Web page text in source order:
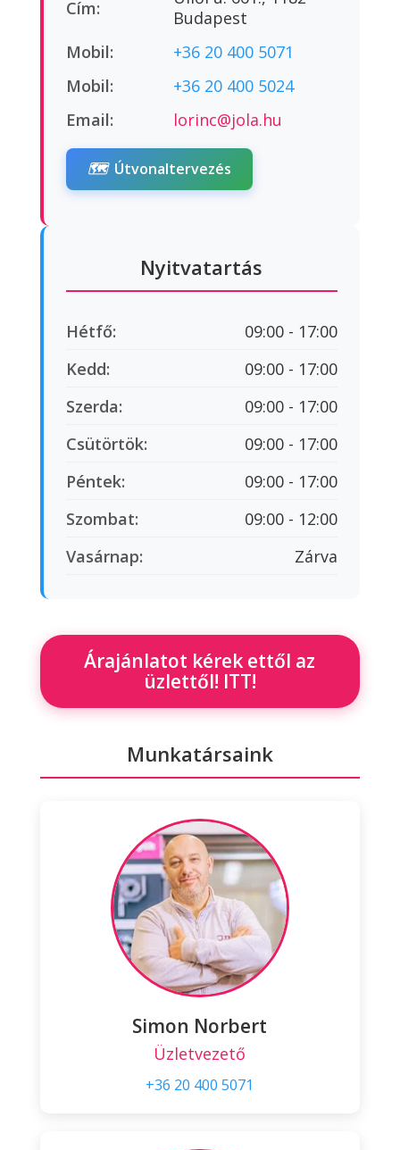
Cím:
Budapest
Mobil:
+36 20 400 5071
Mobil:
+36 20 400 5024
Email:
lorinc@jola.hu
🗺️ Útvonaltervezés
Nyitvatartás
Hétfő:
09:00 - 17:00
Kedd:
09:00 - 17:00
Szerda:
09:00 - 17:00
Csütörtök:
09:00 - 17:00
Péntek:
09:00 - 17:00
Szombat:
09:00 - 12:00
Vasárnap:
Zárva
Árajánlatot kérek ettől az
üzlettől! ITT!
Munkatársaink
Simon Norbert
Üzletvezető
+36 20 400 5071